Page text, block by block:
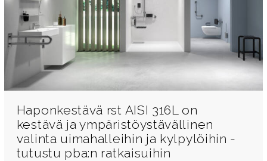
Haponkestävä rst AISI 316L on
kestävä ja ympäristöystävällinen
valinta uimahalleihin ja kylpylöihin -
tutustu pba:n ratkaisuihin